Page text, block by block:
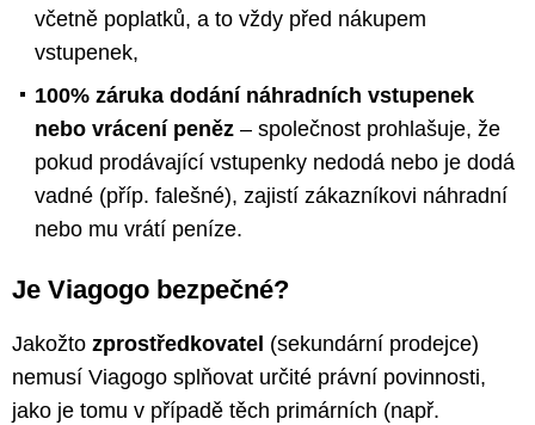
včetně poplatků, a to vždy před nákupem
vstupenek,
100% záruka dodání náhradních vstupenek
nebo vrácení peněz – společnost prohlašuje, že
pokud prodávající vstupenky nedodá nebo je dodá
vadné (příp. falešné), zajistí zákazníkovi náhradní
nebo mu vrátí peníze.
Je Viagogo bezpečné?
Jakožto zprostředkovatel (sekundární prodejce)
nemusí Viagogo splňovat určité právní povinnosti,
jako je tomu v případě těch primárních (např.